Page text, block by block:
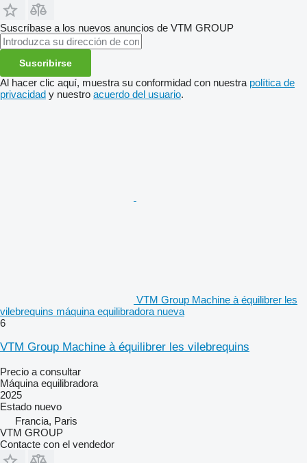
Suscríbase a los nuevos anuncios de VTM GROUP
Suscribirse
Al hacer clic aquí, muestra su conformidad con nuestra política de
privacidad y nuestro acuerdo del usuario.
VTM Group Machine à équilibrer les
vilebrequins máquina equilibradora nueva
6
VTM Group Machine à équilibrer les vilebrequins
Precio a consultar
Máquina equilibradora
2025
Estado nuevo
Francia, Paris
VTM GROUP
Contacte con el vendedor